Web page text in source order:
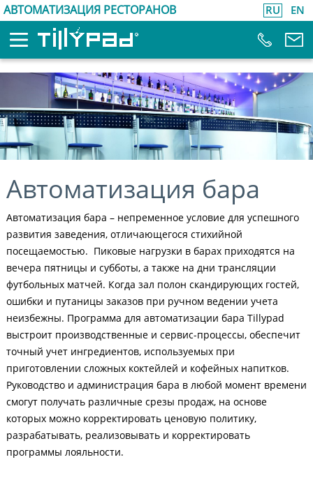
АВТОМАТИЗАЦИЯ РЕСТОРАНОВ EN
RU
Автоматизация бара
Автоматизация бара – непременное условие для успешного
развития заведения, отличающегося стихийной
посещаемостью. Пиковые нагрузки в барах приходятся на
вечера пятницы и субботы, а также на дни трансляции
футбольных матчей. Когда зал полон скандирующих гостей,
ошибки и путаницы заказов при ручном ведении учета
неизбежны. Программа для автоматизации бара Tillypad
выстроит производственные и сервис-процессы, обеспечит
точный учет ингредиентов, используемых при
приготовлении сложных коктейлей и кофейных напитков.
Руководство и администрация бара в любой момент времени
смогут получать различные срезы продаж, на основе
которых можно корректировать ценовую политику,
разрабатывать, реализовывать и корректировать
программы лояльности.